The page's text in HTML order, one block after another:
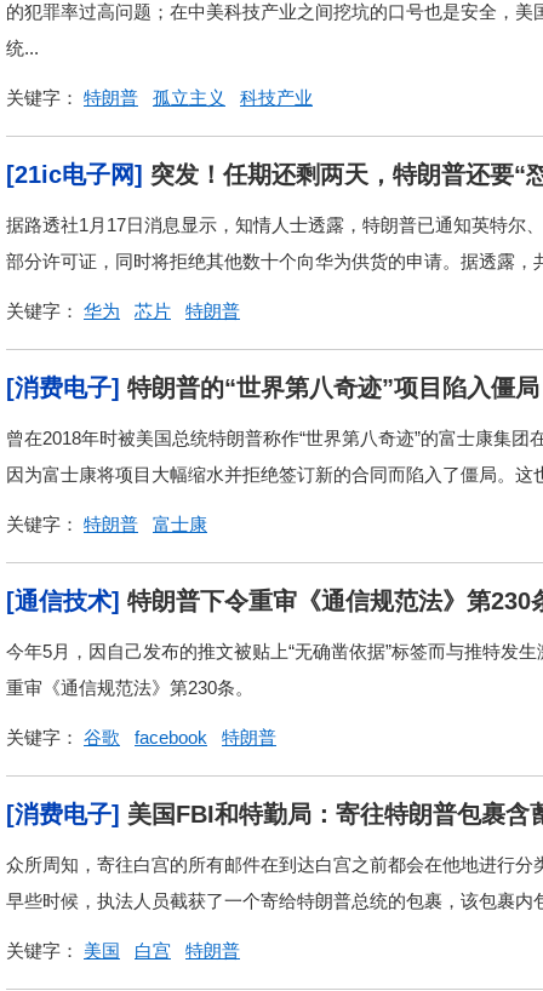
的犯罪率过高问题；在中美科技产业之间挖坑的口号也是安全，
统...
关键字： 特朗普 孤立主义 科技产业
[21ic电子网] 突发！任期还剩两天，特朗普还要“
据路透社1月17日消息显示，知情人士透露，特朗普已通知英特尔
部分许可证，同时将拒绝其他数十个向华为供货的申请。据透露
关键字： 华为 芯片 特朗普
[消费电子] 特朗普的“世界第八奇迹”项目陷入僵
曾在2018年时被美国总统特朗普称作“世界第八奇迹”的富士康集
因为富士康将项目大幅缩水并拒绝签订新的合同而陷入了僵局。
关键字： 特朗普 富士康
[通信技术] 特朗普下令重审《通信规范法》第230
今年5月，因自己发布的推文被贴上“无确凿依据”标签而与推特发
重审《通信规范法》第230条。
关键字： 谷歌 facebook 特朗普
[消费电子] 美国FBI和特勤局：寄往特朗普包裹含
众所周知，寄往白宫的所有邮件在到达白宫之前都会在他地进行
早些时候，执法人员截获了一个寄给特朗普总统的包裹，该包裹内
关键字： 美国 白宫 特朗普